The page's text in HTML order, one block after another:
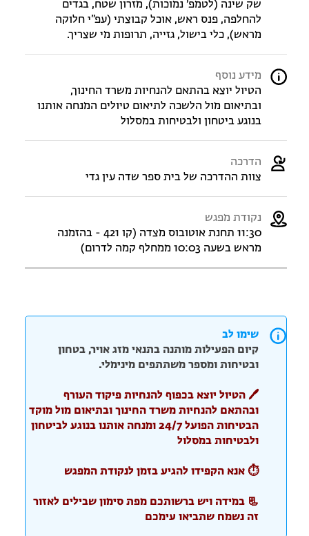
שק שינה (לטמפ׳ נמוכות), מזרון שטח, בגדים
להחלפה, פנס ראש, אוכל קבוצתי (עפ״י חלוקה
מראש), כלי בישול, גזייה, תרופות מי שצריך.
מידע נוסף
הטיול יוצא בהתאם להנחיות משרד החינוך,
ובתיאום מול הלשכה לתיאום טיולים המנחה אותנו
בנוגע ביטחון ולבטיחות במסלול
הדרכה
צוות ההדרכה של בית ספר שדה עין גדי
נקודת מפגש
11:30 תחנת אוטובוס מצדה (קו 421 - בהזמנה
מראש בשעה 10:03 ממחלף קמה לדרום)
שימו לב
קיום הפעילות מותנה בתנאי מזג אויר, בטחון
ובטיחות ומספר משתתפים מינימלי.
🖊️ הטיול יוצא בכפוף להנחיות פיקוד העורף
ובהתאם להנחיות משרד החינוך ובתיאום מול מוקד
הבטיחות הפועל 24/7 ומנחה אותנו בנוגע לביטחון
ולבטיחות במסלול
⏱️ אנא הקפידו להגיע בזמן לנקודת המפגש
📃 במידה ויש ברשותכם מפת סימון שבילים לאזור
זה נשמח שתביאו עימכם